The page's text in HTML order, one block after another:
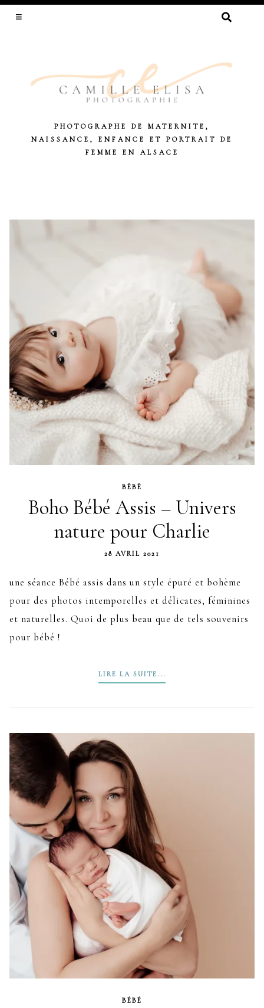
RECHERCHER :
PHOTOGRAPHE DE MATERNITE,
NAISSANCE, ENFANCE ET PORTRAIT DE
FEMME EN ALSACE
BÉBÉ
Boho Bébé Assis – Univers
nature pour Charlie
28 AVRIL 2021
une séance Bébé assis dans un style épuré et bohème
pour des photos intemporelles et délicates, féminines
et naturelles. Quoi de plus beau que de tels souvenirs
pour bébé !
LIRE LA SUITE...
BÉBÉ